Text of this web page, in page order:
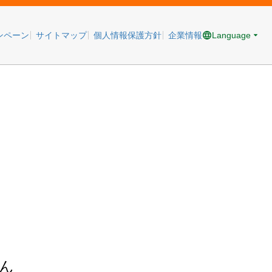
ペーン サイトマップ 個人情報保護方針 企業情報 Language